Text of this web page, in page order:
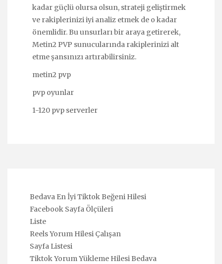
kadar güçlü olursa olsun, strateji geliştirmek
ve rakiplerinizi iyi analiz etmek de o kadar
önemlidir. Bu unsurları bir araya getirerek,
Metin2 PVP sunucularında rakiplerinizi alt
etme şansınızı artırabilirsiniz.
metin2 pvp
pvp oyunlar
1-120 pvp serverler
Bedava En İyi Tiktok Beğeni Hilesi
Facebook Sayfa Ölçüleri
Liste
Reels Yorum Hilesi Çalışan
Sayfa Listesi
Tiktok Yorum Yükleme Hilesi Bedava